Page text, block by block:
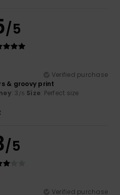
/5
Verified purchase
& groovy print
: 3 /5 Size: Perfect size
/5
Verified purchase